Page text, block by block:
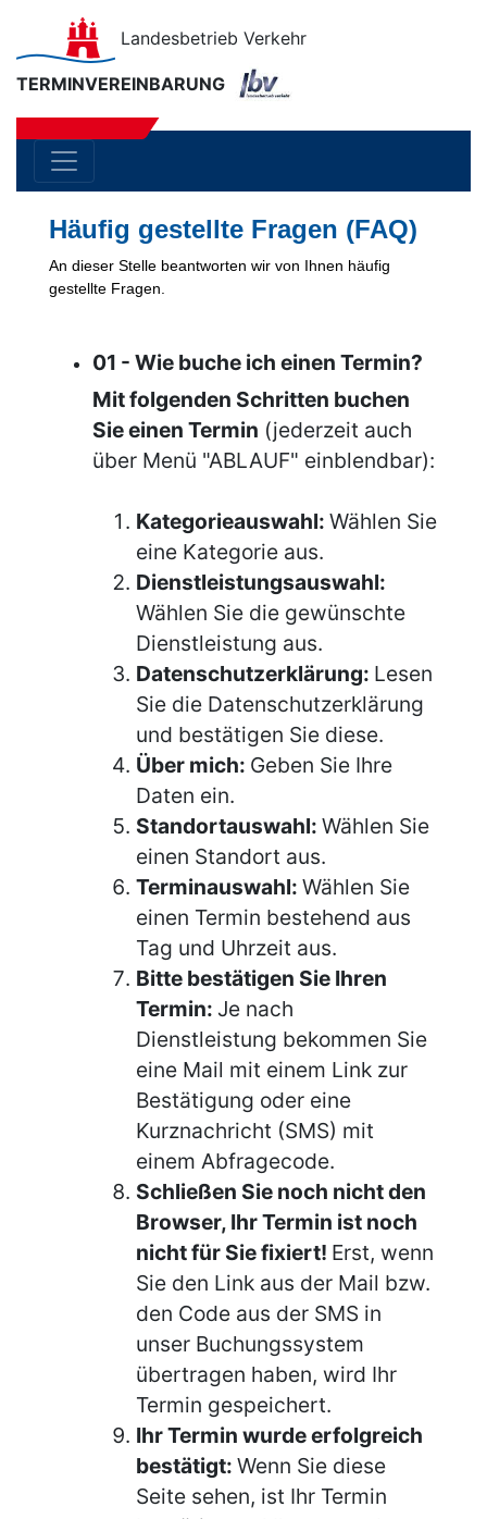
Landesbetrieb Verkehr
TERMINVEREINBARUNG
Häufig gestellte Fragen (FAQ)
An dieser Stelle beantworten wir von Ihnen häufig
gestellte Fragen.
01 - Wie buche ich einen Termin?
Mit folgenden Schritten buchen
Sie einen Termin (jederzeit auch
über Menü "ABLAUF" einblendbar):
Kategorieauswahl: Wählen Sie
eine Kategorie aus.
Dienstleistungsauswahl:
Wählen Sie die gewünschte
Dienstleistung aus.
Datenschutzerklärung: Lesen
Sie die Datenschutzerklärung
und bestätigen Sie diese.
Über mich: Geben Sie Ihre
Daten ein.
Standortauswahl: Wählen Sie
einen Standort aus.
Terminauswahl: Wählen Sie
einen Termin bestehend aus
Tag und Uhrzeit aus.
Bitte bestätigen Sie Ihren
Termin: Je nach
Dienstleistung bekommen Sie
eine Mail mit einem Link zur
Bestätigung oder eine
Kurznachricht (SMS) mit
einem Abfragecode.
Schließen Sie noch nicht den
Browser, Ihr Termin ist noch
nicht für Sie fixiert! Erst, wenn
Sie den Link aus der Mail bzw.
den Code aus der SMS in
unser Buchungssystem
übertragen haben, wird Ihr
Termin gespeichert.
Ihr Termin wurde erfolgreich
bestätigt: Wenn Sie diese
Seite sehen, ist Ihr Termin